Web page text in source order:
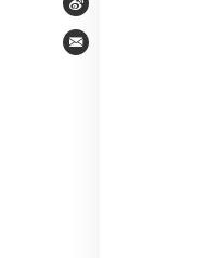
Weibo
Email